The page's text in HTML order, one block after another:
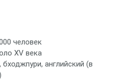
человек
XV века
бходжпури, английский (в